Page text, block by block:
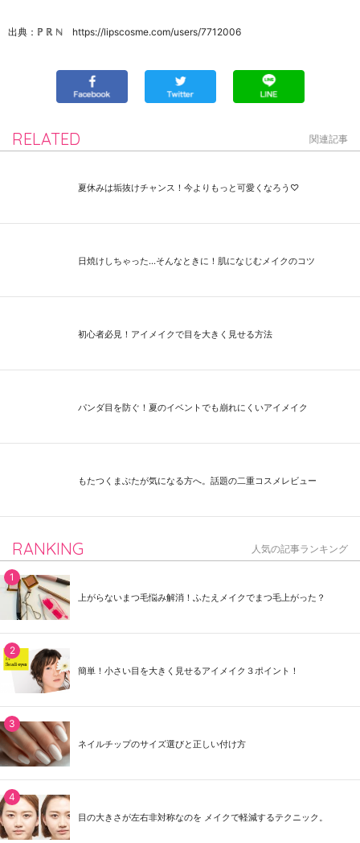
出典：ℙ ℝ ℕ https://lipscosme.com/users/7712006
RELATED 関連記事
夏休みは垢抜けチャンス！今よりもっと可愛くなろう♡
日焼けしちゃった...そんなときに！肌になじむメイクのコツ
初心者必見！アイメイクで目を大きく見せる方法
パンダ目を防ぐ！夏のイベントでも崩れにくいアイメイク
もたつくまぶたが気になる方へ。話題の二重コスメレビュー
RANKING 人気の記事ランキング
上がらないまつ毛悩み解消！ふたえメイクでまつ毛上がった？
簡単！小さい目を大きく見せるアイメイク３ポイント！
ネイルチップのサイズ選びと正しい付け方
目の大きさが左右非対称なのを メイクで軽減するテクニック。